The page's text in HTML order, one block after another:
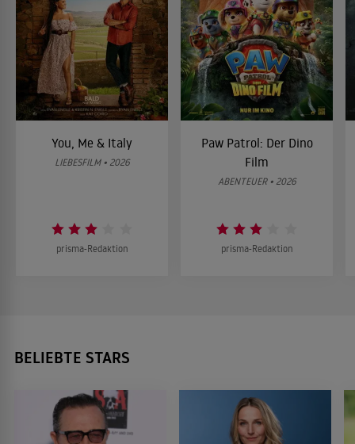
You, Me & Italy
LIEBESFILM • 2026
prisma-Redaktion
Paw Patrol: Der Dino
Film
ABENTEUER • 2026
prisma-Redaktion
BELIEBTE STARS